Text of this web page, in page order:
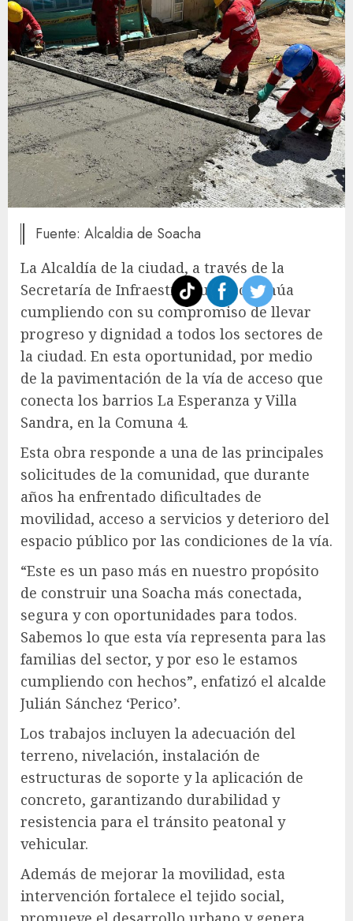
Fuente: Alcaldia de Soacha
La Alcaldía de la ciudad, a través de la
Secretaría de Infraestructura, continúa
cumpliendo con su compromiso de llevar
progreso y dignidad a todos los sectores de
la ciudad. En esta oportunidad, por medio
de la pavimentación de la vía de acceso que
conecta los barrios La Esperanza y Villa
Sandra, en la Comuna 4.
Esta obra responde a una de las principales
solicitudes de la comunidad, que durante
años ha enfrentado dificultades de
movilidad, acceso a servicios y deterioro del
espacio público por las condiciones de la vía.
“Este es un paso más en nuestro propósito
de construir una Soacha más conectada,
segura y con oportunidades para todos.
Sabemos lo que esta vía representa para las
familias del sector, y por eso le estamos
cumpliendo con hechos”, enfatizó el alcalde
Julián Sánchez ‘Perico’.
Los trabajos incluyen la adecuación del
terreno, nivelación, instalación de
estructuras de soporte y la aplicación de
concreto, garantizando durabilidad y
resistencia para el tránsito peatonal y
vehicular.
Además de mejorar la movilidad, esta
intervención fortalece el tejido social,